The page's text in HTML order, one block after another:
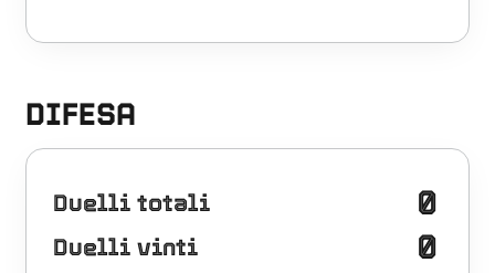
DIFESA
Duelli totali 0
Duelli vinti 0